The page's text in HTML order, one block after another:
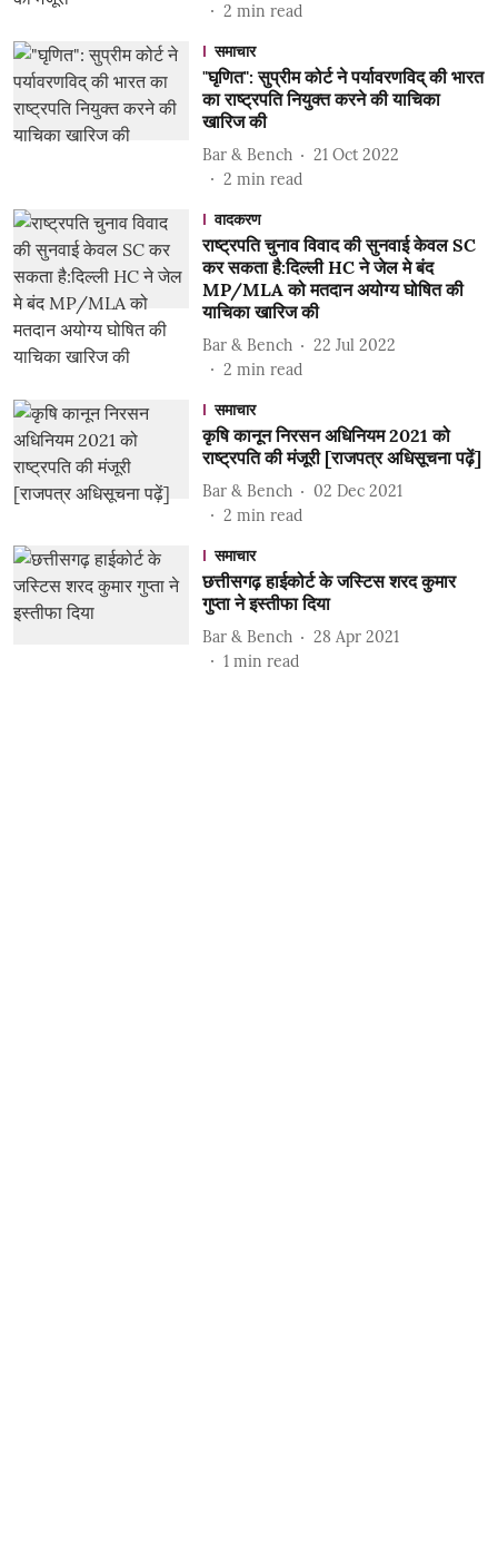
2 min read
समाचार
"घृणित": सुप्रीम कोर्ट ने पर्यावरणविद् की भारत
का राष्ट्रपति नियुक्त करने की याचिका
खारिज की
Bar & Bench
21 Oct 2022
2 min read
वादकरण
राष्ट्रपति चुनाव विवाद की सुनवाई केवल SC
कर सकता है:दिल्ली HC ने जेल मे बंद
MP/MLA को मतदान अयोग्य घोषित की
याचिका खारिज की
Bar & Bench
22 Jul 2022
2 min read
समाचार
कृषि कानून निरसन अधिनियम 2021 को
राष्ट्रपति की मंजूरी [राजपत्र अधिसूचना पढ़ें]
Bar & Bench
02 Dec 2021
2 min read
समाचार
छत्तीसगढ़ हाईकोर्ट के जस्टिस शरद कुमार
गुप्ता ने इस्तीफा दिया
Bar & Bench
28 Apr 2021
1 min read